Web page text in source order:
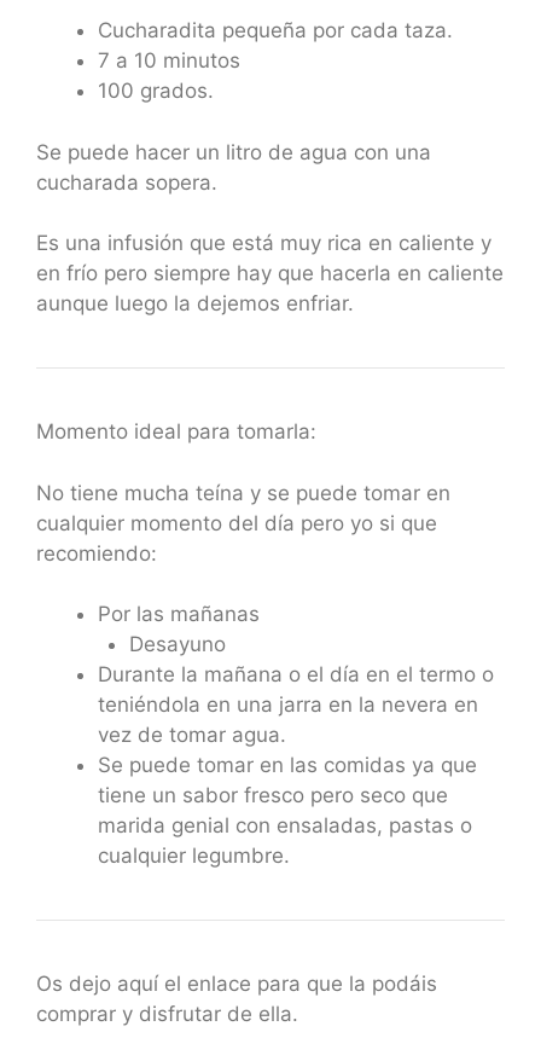
Cucharadita pequeña por cada taza.
7 a 10 minutos
100 grados.
Se puede hacer un litro de agua con una
cucharada sopera.
Es una infusión que está muy rica en caliente y
en frío pero siempre hay que hacerla en caliente
aunque luego la dejemos enfriar.
Momento ideal para tomarla:
No tiene mucha teína y se puede tomar en
cualquier momento del día pero yo si que
recomiendo:
Por las mañanas
Desayuno
Durante la mañana o el día en el termo o
teniéndola en una jarra en la nevera en
vez de tomar agua.
Se puede tomar en las comidas ya que
tiene un sabor fresco pero seco que
marida genial con ensaladas, pastas o
cualquier legumbre.
Os dejo aquí el enlace para que la podáis
comprar y disfrutar de ella.